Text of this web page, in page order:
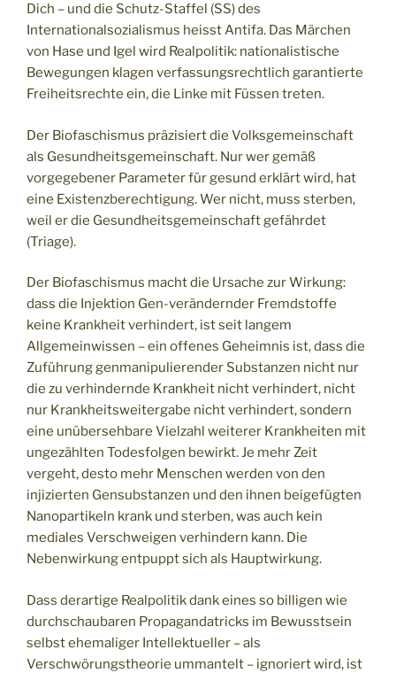
Dich – und die Schutz-Staffel (SS) des
Internationalsozialismus heisst Antifa. Das Märchen
von Hase und Igel wird Realpolitik: nationalistische
Bewegungen klagen verfassungsrechtlich garantierte
Freiheitsrechte ein, die Linke mit Füssen treten.
Der Biofaschismus präzisiert die Volksgemeinschaft
als Gesundheitsgemeinschaft. Nur wer gemäß
vorgegebener Parameter für gesund erklärt wird, hat
eine Existenzberechtigung. Wer nicht, muss sterben,
weil er die Gesundheitsgemeinschaft gefährdet
(Triage).
Der Biofaschismus macht die Ursache zur Wirkung:
dass die Injektion Gen-verändernder Fremdstoffe
keine Krankheit verhindert, ist seit langem
Allgemeinwissen – ein offenes Geheimnis ist, dass die
Zuführung genmanipulierender Substanzen nicht nur
die zu verhindernde Krankheit nicht verhindert, nicht
nur Krankheitsweitergabe nicht verhindert, sondern
eine unübersehbare Vielzahl weiterer Krankheiten mit
ungezählten Todesfolgen bewirkt. Je mehr Zeit
vergeht, desto mehr Menschen werden von den
injizierten Gensubstanzen und den ihnen beigefügten
Nanopartikeln krank und sterben, was auch kein
mediales Verschweigen verhindern kann. Die
Nebenwirkung entpuppt sich als Hauptwirkung.
Dass derartige Realpolitik dank eines so billigen wie
durchschaubaren Propagandatricks im Bewusstsein
selbst ehemaliger Intellektueller – als
Verschwörungstheorie ummantelt – ignoriert wird, ist